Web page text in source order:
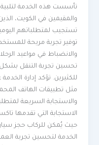
تأسست هذه الخدمة لتلبية
والمقيمين في الكويت،
تستجيب لمتطلباتهم
توفير تجربة مريحة
والانضباط في مواعيد
تحسين تجربة التنقل بشكل
للكثيرين. تؤكد إدارة الخدمة
مثل تطبيقات الهاتف
والاستجابة السريعة
الاستجابة التي تقدمها
حيث يُمكن للركاب حجز
الخدمة لتحسين تجربة